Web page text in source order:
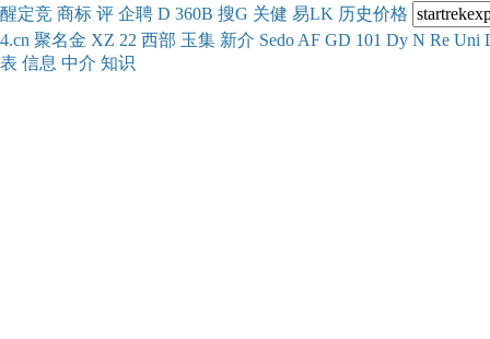
醒定竞 商标 评 企聘 D 360B 搜G 关健 易LK 历史价格
4.cn 聚名金 XZ 22 西部 玉集 新介 Sedo AF GD 101 Dy N Re Uni
表 信息 中介 知识